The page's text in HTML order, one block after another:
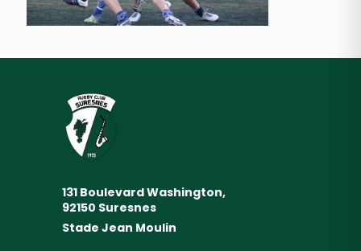
131 Boulevard Washington,
92150 Suresnes
Stade Jean Moulin